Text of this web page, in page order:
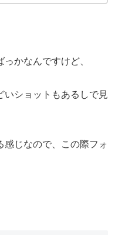
かなんですけど、
いショットもあるしで見
感じなので、この際フォ